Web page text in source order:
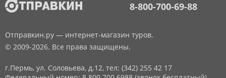
8-800-700-69-88
Отправкин.ру — интернет-магазин туров.
© 2009-2026. Все права защищены.
г.Пермь, ул. Соловьева, д.12, тел: (342) 255 42 17